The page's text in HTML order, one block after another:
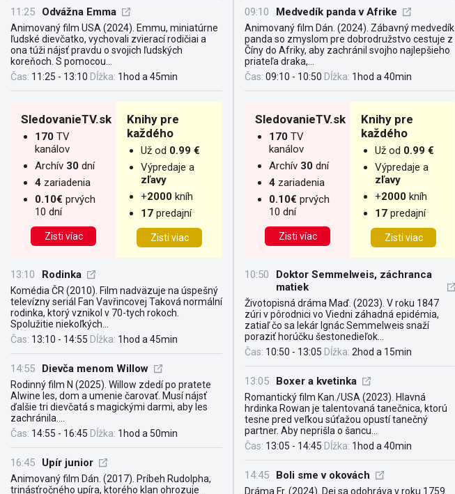
11:25 Odvážna Emma
Animovaný film USA (2024). Emmu, ​​miniatúrne
ľudské dievčatko, vychovali zvierací rodičiai a
ona túži nájsť pravdu o svojich ľudských
koreňoch. S pomocou...
Čas: 11:25 - 13:10 Dĺžka: 1hod a 45min
SledovanieTV.sk
170 TV
kanálov
Archív 30 dní
4 zariadenia
0.10€ prvých
10 dní
Zisti víac
Knihy pre
každého
Už od 0.99 €
Výpredaje a
zľavy
+2000 kníh
17 predajní
Zisti viac
13:10 Rodinka
Komédia ČR (2010). Film nadväzuje na úspešný
televízny seriál Fan Vavřincovej Taková normální
rodinka, ktorý vznikol v 70-tych rokoch.
Spolužitie niekoľkých...
Čas: 13:10 - 14:55 Dĺžka: 1hod a 45min
14:55 Dievča menom Willow
Rodinný film N (2025). Willow zdedí po pratete
Alwine les, dom a umenie čarovať. Musí nájsť
ďalšie tri dievčatá s magickými darmi, aby les
zachránila....
Čas: 14:55 - 16:45 Dĺžka: 1hod a 50min
16:45 Upír junior
Animovaný film Dán. (2017). Príbeh Rudolpha,
trinásťročného upíra, ktorého klan ohrozuje
09:10 Medvedík panda v Afrike
Animovaný film Dán. (2024). Zábavný medvedík
panda so zmyslom pre dobrodružstvo cestuje z
Číny do Afriky, aby zachránil svojho najlepšieho
priateľa draka,...
Čas: 09:10 - 10:50 Dĺžka: 1hod a 40min
SledovanieTV.sk
170 TV
kanálov
Archív 30 dní
4 zariadenia
0.10€ prvých
10 dní
Zisti víac
Knihy pre
každého
Už od 0.99 €
Výpredaje a
zľavy
+2000 kníh
17 predajní
Zisti viac
10:50
Doktor Semmelweis, záchranca
matiek
Životopisná dráma Maď. (2023). V roku 1847
zúri v pôrodnici vo Viedni záhadná epidémia,
zatiaľ čo sa lekár Ignác Semmelweis snaží
poraziť horúčku šestonedieľok...
Čas: 10:50 - 13:05 Dĺžka: 2hod a 15min
13:05 Boxer a kvetinka
Romantický film Kan./USA (2023). Hlavná
hrdinka Rowan je talentovaná tanečnica, ktorú
tesne pred veľkou súťažou opustí tanečný
partner. Aby neprišla o šancu...
Čas: 13:05 - 14:45 Dĺžka: 1hod a 40min
14:45 Boli sme v okovách
Dráma Fr. (2024). Dej sa odohráva v roku 1759